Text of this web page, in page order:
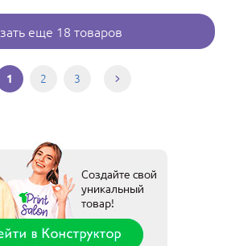
еще 18 товаров
1 2 3